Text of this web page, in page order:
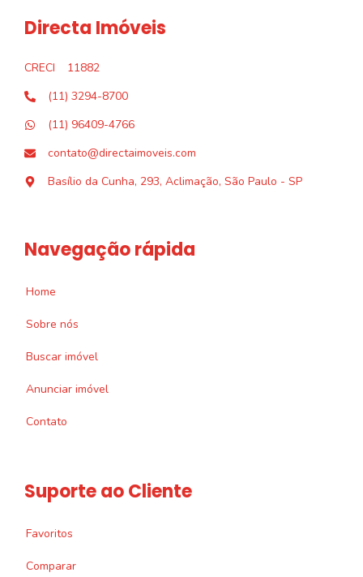
Directa Imóveis
CRECI
11882
(11) 3294-8700
(11) 96409-4766
contato@directaimoveis.com
Basílio da Cunha, 293, Aclimação, São Paulo - SP
Navegação rápida
Home
Sobre nós
Buscar imóvel
Anunciar imóvel
Contato
Suporte ao Cliente
Favoritos
Comparar